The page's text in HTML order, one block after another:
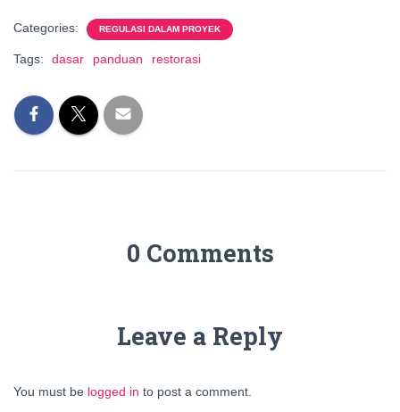
Categories: REGULASI DALAM PROYEK
Tags: dasar panduan restorasi
0 Comments
Leave a Reply
You must be logged in to post a comment.